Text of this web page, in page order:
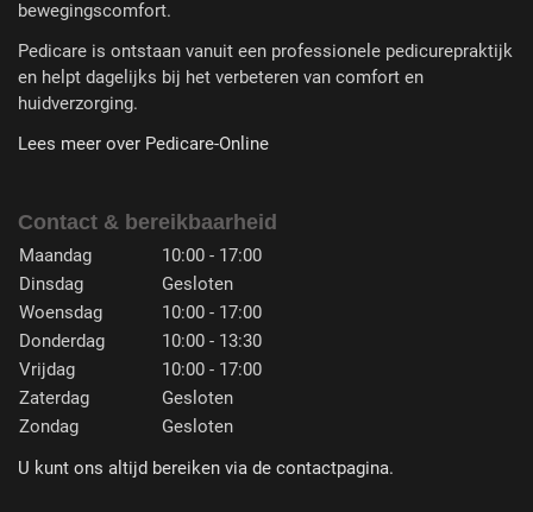
bewegingscomfort.
Pedicare is ontstaan vanuit een professionele pedicurepraktijk
en helpt dagelijks bij het verbeteren van comfort en
huidverzorging.
Lees meer over Pedicare-Online
Contact & bereikbaarheid
Maandag
10:00 - 17:00
Dinsdag
Gesloten
Woensdag
10:00 - 17:00
Donderdag
10:00 - 13:30
Vrijdag
10:00 - 17:00
Zaterdag
Gesloten
Zondag
Gesloten
U kunt ons altijd bereiken via de contactpagina.